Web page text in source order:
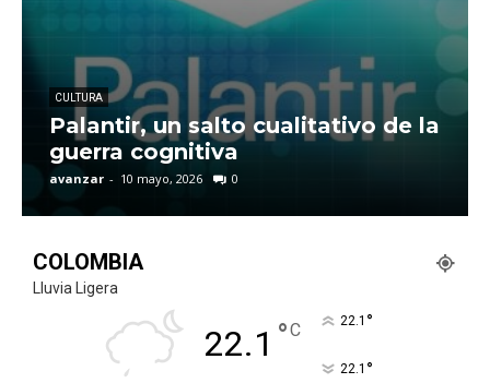
CULTURA
Palantir, un salto cualitativo de la
guerra cognitiva
avanzar - 10 mayo, 2026 0
COLOMBIA
Lluvia Ligera
22.1 °C 22.1 °
22.1 °